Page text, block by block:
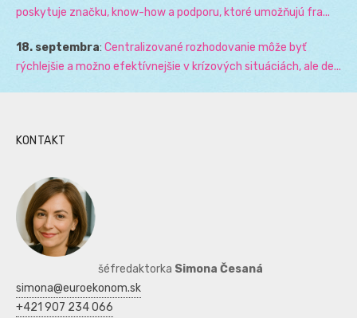
poskytuje značku, know-how a podporu, ktoré umožňujú fra...
18. septembra: Centralizované rozhodovanie môže byť
rýchlejšie a možno efektívnejšie v krízových situáciách, ale de...
KONTAKT
šéfredaktorka Simona Česaná
simona@euroekonom.sk
+421 907 234 066